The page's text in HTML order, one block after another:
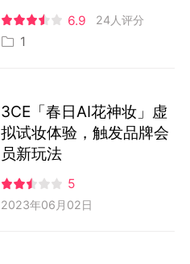
6.9 24人评分
1
3CE「春日AI花神妆」虚
拟试妆体验，触发品牌会
员新玩法
5
2023年06月02日